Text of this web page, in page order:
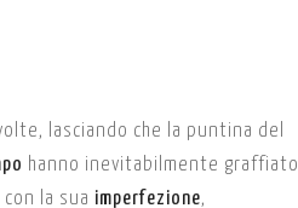
lasciando che la puntina del
hanno inevitabilmente graffiato
la sua imperfezione,